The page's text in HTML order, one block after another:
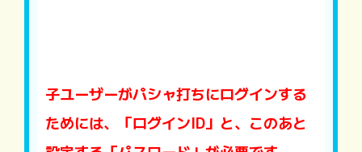
子ユーザーがパシャ打ちにログインする
ためには、「ログインID」と、このあと